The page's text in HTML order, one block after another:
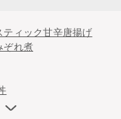
ィック甘辛唐揚げ
ぞれ煮